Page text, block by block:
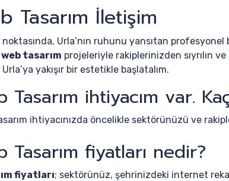
Tasarım İletişim
noktasında, Urla’nın ruhunu yansıtan
tasarım projeleriyle rakiplerinizden sıyrılın
yakışır bir estetikle başlatalım.
Tasarım ihtiyacım var.
ihtiyacınızda öncelikle sektörünüzü ve
Tasarım fiyatları nedir?
fiyatları; sektörünüz, şehrinizdeki internet